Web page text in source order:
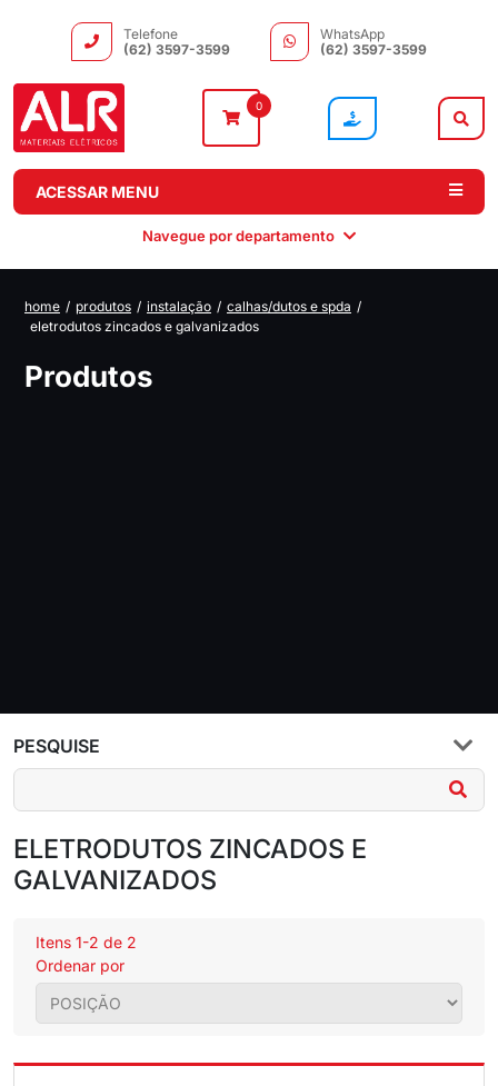
0
Telefone
(62) 3597-3599
WhatsApp
(62) 3597-3599
ACESSAR MENU
Navegue por departamento
Instalação
Comando e
home / produtos / instalação / calhas/dutos e spda /
eletrodutos zincados e galvanizados
Produtos
PESQUISE
ELETRODUTOS ZINCADOS E
GALVANIZADOS
Itens 1-2 de 2
Ordenar por